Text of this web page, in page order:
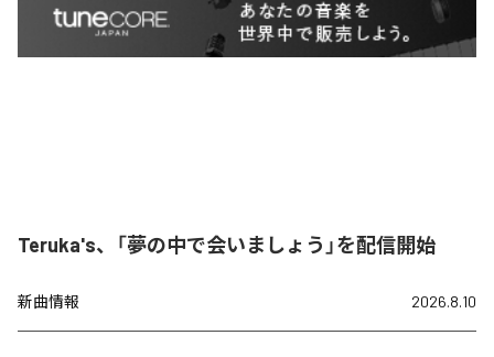
Teruka's、「夢の中で会いましょう」を配信開始
新曲情報 2026.8.10